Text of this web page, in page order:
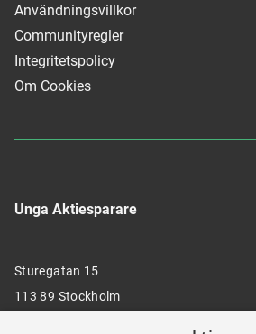
Unga Aktiesparare
Sturegatan 15
113 89 Stockholm
Användningsvillkor
Communityregler
Integritetspolicy
Om Cookies